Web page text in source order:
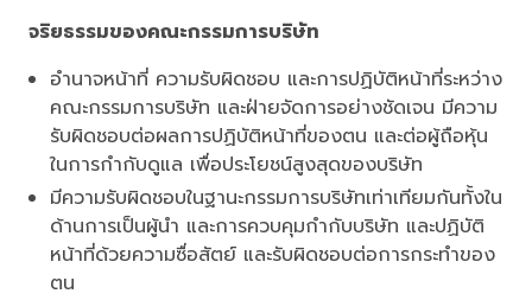
จริยธรรมของคณะกรรมการบริษัท
อำนาจหน้าที่ ความรับผิดชอบ และการปฏิบัติหน้าที่ระหว่าง
คณะกรรมการบริษัท และฝ่ายจัดการอย่างชัดเจน มีความ
รับผิดชอบต่อผลการปฏิบัติหน้าที่ของตน และต่อผู้ถือหุ้น
ในการกำกับดูแล เพื่อประโยชน์สูงสุดของบริษัท
มีความรับผิดชอบในฐานะกรรมการบริษัทเท่าเทียมกันทั้งใน
ด้านการเป็นผู้นำ และการควบคุมกำกับบริษัท และปฏิบัติ
หน้าที่ด้วยความซื่อสัตย์ และรับผิดชอบต่อการกระทำของ
ตน